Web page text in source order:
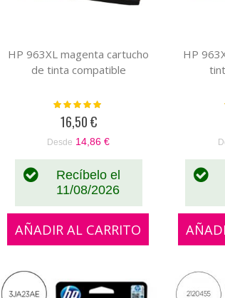
HP 963XL magenta cartucho
de tinta compatible
Valoración:
16,50 €
Desde 14,86 €
Recíbelo el
11/08/2026
AÑADIR AL CARRITO
HP